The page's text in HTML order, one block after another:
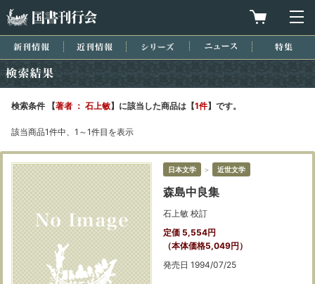
買物カゴを
新刊情報 近刊情報 シリーズ ニュース
検索条件 【著者 ： 石上敏】に該当した商品は【1件】です。
該当商品1件中、1～1件目を表示
日本文学 ＞ 近世文学
森島中良集
石上敏 校訂
定価 5,554円
（本体価格5,049円）
発売日 1994/07/25